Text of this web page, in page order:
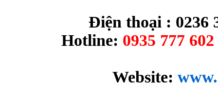
Điện thoại : 0236
Hotline: 0935 777
Website: